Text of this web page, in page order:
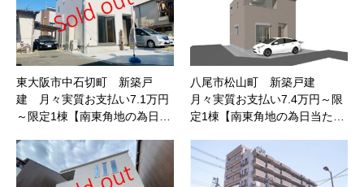
東大阪市中石切町 新築戸
建 月々実質お支払い7.1万円
～限定1棟【南東角地の為日…
八尾市松山町 新築戸建
月々実質お支払い7.4万円～限
定1棟【南東角地の為日当た…